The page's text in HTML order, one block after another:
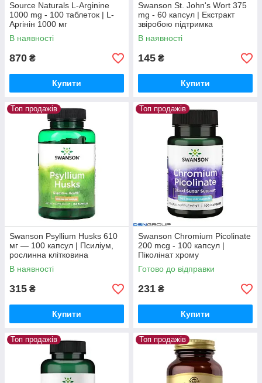
Source Naturals L-Arginine
1000 mg - 100 таблеток | L-
Аргінін 1000 мг
В наявності
870 ₴
Купити
Swanson St. John's Wort 375
mg - 60 капсул | Екстракт
звіробою підтримка
емоційного балансу та
доброго самопочуття
В наявності
145 ₴
Купити
Топ продажів
Swanson Psyllium Husks 610
мг — 100 капсул | Псиліум,
рослинна клітковина
В наявності
315 ₴
Купити
Топ продажів
Swanson Chromium Picolinate
200 mcg - 100 капсул |
Піколінат хрому
Готово до відправки
231 ₴
Купити
Топ продажів Топ продажів